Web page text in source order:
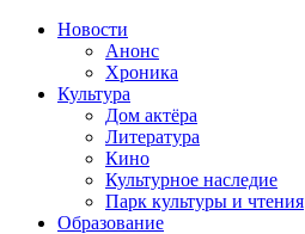
Новости
Анонс
Хроника
Культура
Дом актёра
Литература
Кино
Культурное наследие
Парк культуры и чтения
Образование